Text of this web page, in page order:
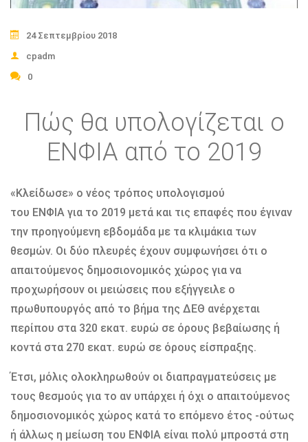
24 Σεπτεμβρίου 2018
cpadm
0
Πώς θα υπολογίζεται ο
ΕΝΦΙΑ από το 2019
«Κλείδωσε» ο νέος τρόπος υπολογισμού
του ΕΝΦΙΑ για το 2019 μετά και τις επαφές που έγιναν
την προηγούμενη εβδομάδα με τα κλιμάκια των
θεσμών. Οι δύο πλευρές έχουν συμφωνήσει ότι ο
απαιτούμενος δημοσιονομικός χώρος για να
προχωρήσουν οι μειώσεις που εξήγγειλε ο
πρωθυπουργός από το βήμα της ΔΕΘ ανέρχεται
περίπου στα 320 εκατ. ευρώ σε όρους βεβαίωσης ή
κοντά στα 270 εκατ. ευρώ σε όρους είσπραξης.
Έτσι, μόλις ολοκληρωθούν οι διαπραγματεύσεις με
τους θεσμούς για το αν υπάρχει ή όχι ο απαιτούμενος
δημοσιονομικός χώρος κατά το επόμενο έτος -ούτως
ή άλλως η μείωση του ΕΝΦΙΑ είναι πολύ μπροστά στη